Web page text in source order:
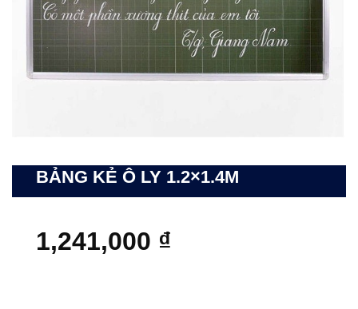
BẢNG KẺ Ô LY 1.2×1.4M
1,241,000 ₫